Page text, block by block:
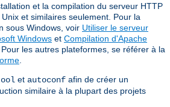
et la compilation du serveur HTTP
et similaires seulement. Pour la
sous Windows, voir Utiliser le serveur
Windows et Compilation d'Apache
. Pour les autres plateformes, se référer à la
et autoconf afin de créer un
similaire à la plupart des projets